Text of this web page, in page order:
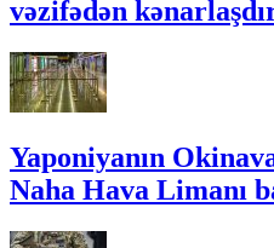
vəzifədən
Yaponiyanın
Naha Hava Limanı